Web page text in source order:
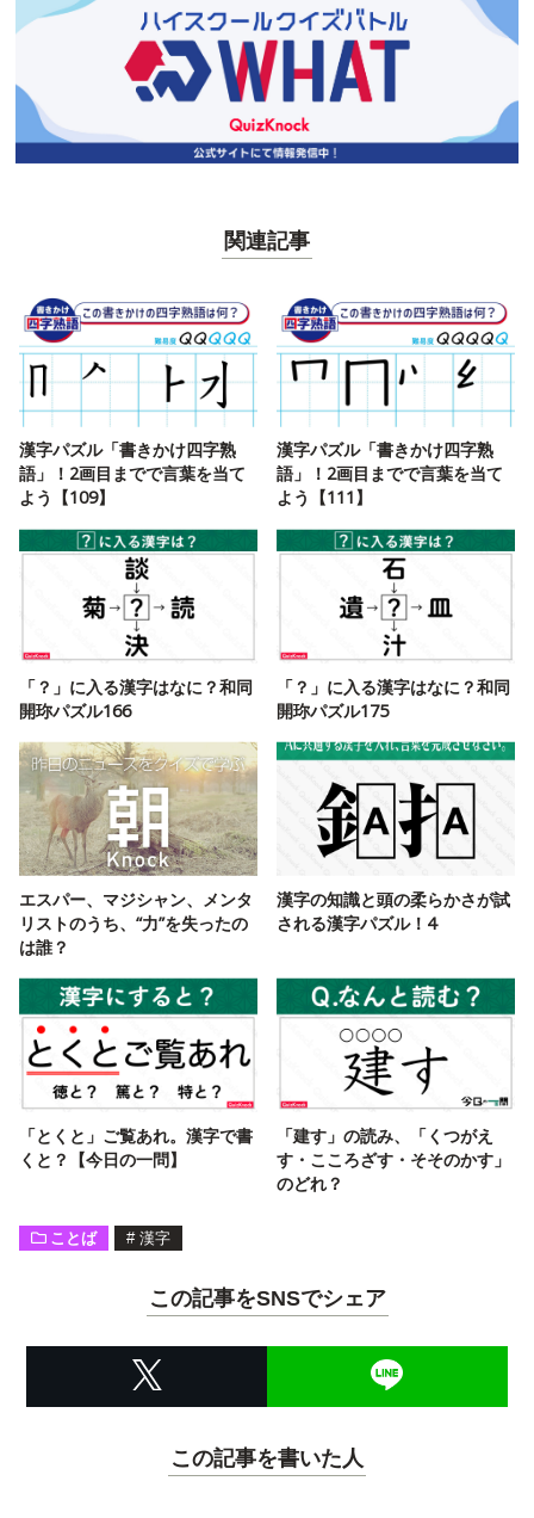
関連記事
漢字パズル「書きかけ四字熟
語」！2画目までで言葉を当て
よう【109】
漢字パズル「書きかけ四字熟
語」！2画目までで言葉を当て
よう【111】
「？」に入る漢字はなに？和同
開珎パズル166
「？」に入る漢字はなに？和同
開珎パズル175
エスパー、マジシャン、メンタ
リストのうち、“力”を失ったの
は誰？
漢字の知識と頭の柔らかさが試
される漢字パズル！4
「とくと」ご覧あれ。漢字で書
くと？【今日の一問】
「建す」の読み、「くつがえ
す・こころざす・そそのかす」
のどれ？
ことば # 漢字
この記事をSNSでシェア
この記事を書いた人